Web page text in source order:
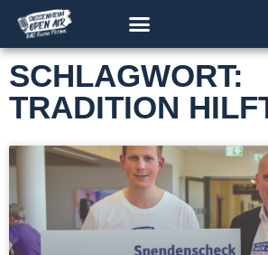
SCHLAGWORT:
TRADITION